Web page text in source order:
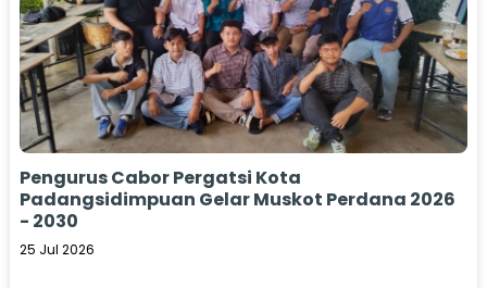
Pengurus Cabor Pergatsi Kota
Padangsidimpuan Gelar Muskot Perdana 2026
- 2030
25 Jul 2026